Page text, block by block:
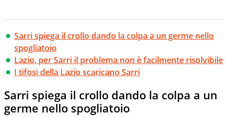
Sarri spiega il crollo dando la colpa a un germe nello
spogliatoio
Lazio, per Sarri il problema non è facilmente risolvibile
I tifosi della Lazio scaricano Sarri
Sarri spiega il crollo dando la colpa a un
germe nello spogliatoio